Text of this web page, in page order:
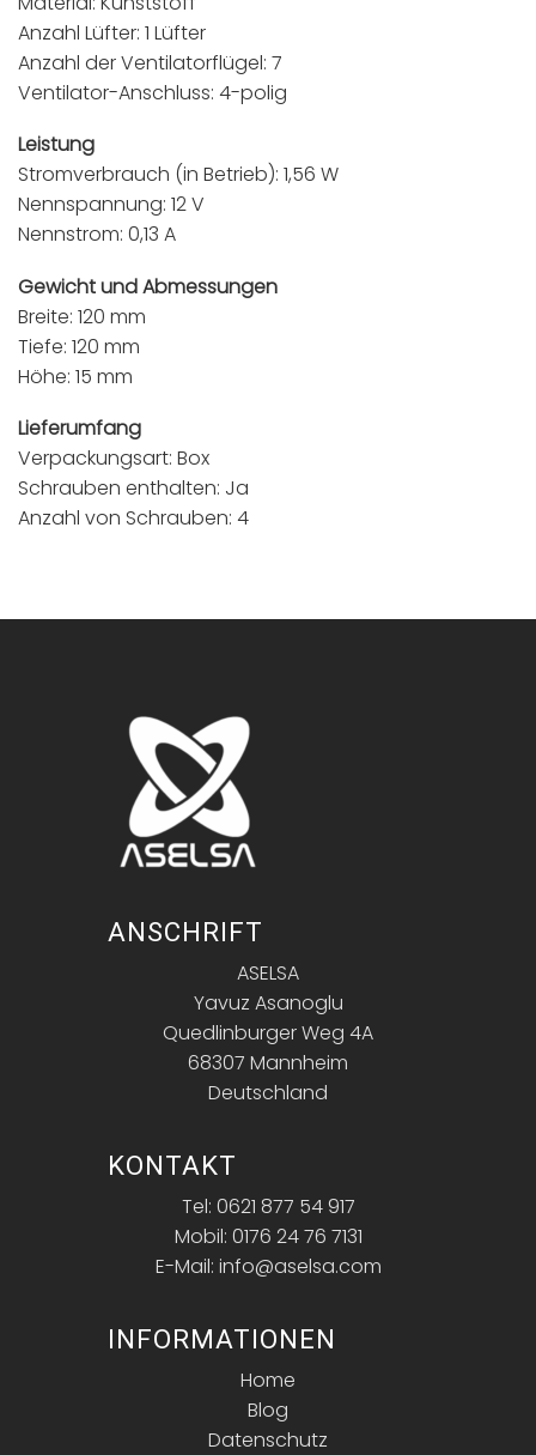
Anzahl Lüfter: 1 Lüfter
Anzahl der Ventilatorflügel: 7
Ventilator-Anschluss: 4-polig
Leistung
Stromverbrauch (in Betrieb): 1,56 W
Nennspannung: 12 V
Nennstrom: 0,13 A
Gewicht und Abmessungen
Breite: 120 mm
Tiefe: 120 mm
Höhe: 15 mm
Lieferumfang
Verpackungsart: Box
Schrauben enthalten: Ja
Anzahl von Schrauben: 4
ANSCHRIFT
ASELSA
Yavuz Asanoglu
Quedlinburger Weg 4A
68307 Mannheim
Deutschland
KONTAKT
Tel: 0621 877 54 917
Mobil: 0176 24 76 7131
E-Mail: info@aselsa.com
INFORMATIONEN
Home
Blog
Datenschutz